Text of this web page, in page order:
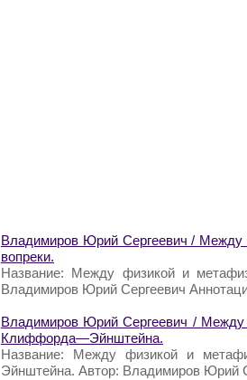
Владимиров Юрий Сергеевич / Между
вопреки.
Название: Между физикой и
Владимиров Юрий Сергеевич
Владимиров Юрий Сергеевич /
Клиффорда—Эйнштейна.
Название: Между физикой и
Эйнштейна. Автор: Владимиров Юрий